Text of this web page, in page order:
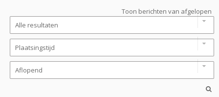
Toon berichten van afgelopen